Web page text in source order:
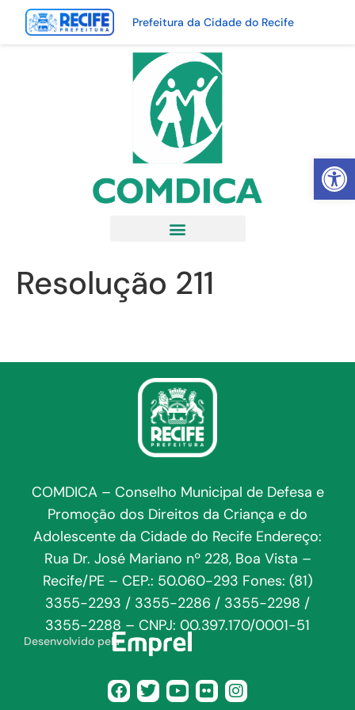
Abrir
Prefeitura da Cidade do Recife
Resolução 211
COMDICA – Conselho Municipal de Defesa e
Promoção dos Direitos da Criança e do
Adolescente da Cidade do Recife Endereço:
Rua Dr. José Mariano nº 228, Boa Vista –
Recife/PE – CEP.: 50.060-293 Fones: (81)
3355-2293 / 3355-2286 / 3355-2298 /
3355-2288 – CNPJ: 00.397.170/0001-51
Desenvolvido pela